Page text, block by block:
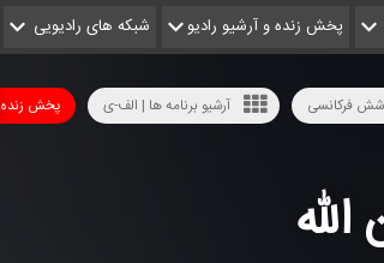
پخش زنده و آرشیو رادیو شبکه های رادیویی
پخش زنده آرشیو برنامه ها | الف-ی فرکانسی